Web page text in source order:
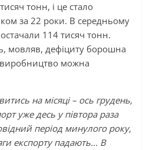
тонн, і це стало
за 22 роки. В середньому
114 тисяч тонн.
мовляв, дефіциту борошна
виробництво можна
на місяці – ось грудень,
уже десь у півтора раза
період минулого року,
експорту падають… В